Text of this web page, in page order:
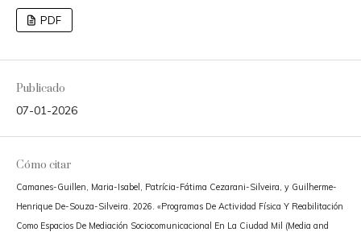
PDF
Publicado
07-01-2026
Cómo citar
Camanes-Guillen, Maria-Isabel, Patrícia-Fátima Cezarani-Silveira, y Guilherme-
Henrique De-Souza-Silveira. 2026. «Programas De Actividad Física Y Reabilitación
Como Espacios De Mediación Sociocomunicacional En La Ciudad Mil (Media and